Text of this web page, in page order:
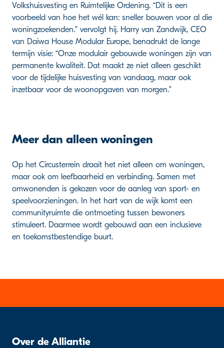
Volkshuisvesting en Ruimtelijke Ordening. “Dit is een
voorbeeld van hoe het wél kan: sneller bouwen voor al die
woningzoekenden.” vervolgt hij. Harry van Zandwijk, CEO
van Daiwa House Modular Europe, benadrukt de lange
termijn visie: “Onze modulair gebouwde woningen zijn van
permanente kwaliteit. Dat maakt ze niet alleen geschikt
voor de tijdelijke huisvesting van vandaag, maar ook
inzetbaar voor de woonopgaven van morgen.”
Meer dan alleen woningen
Op het Circusterrein draait het niet alleen om woningen,
maar ook om leefbaarheid en verbinding. Samen met
omwonenden is gekozen voor de aanleg van sport- en
speelvoorzieningen. In het hart van de wijk komt een
communityruimte die ontmoeting tussen bewoners
stimuleert. Daarmee wordt gebouwd aan een inclusieve
en toekomstbestendige buurt.
Over de Alliantie